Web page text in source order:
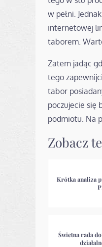
w pełni.
internetowej
taborem.
Zatem jadąc
tego
tabor
poczujecie się
podmiotu. Na
Zobacz
Krótka analiza
Świetna rada